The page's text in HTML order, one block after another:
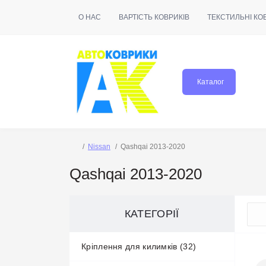
О НАС ВАРТІСТЬ КОВРИКІВ ТЕКСТИЛЬНІ
Каталог
Nissan Qashqai 2013-2020
Qashqai 2013-2020
КАТЕГОРІЇ
Кріплення для килимків (32)